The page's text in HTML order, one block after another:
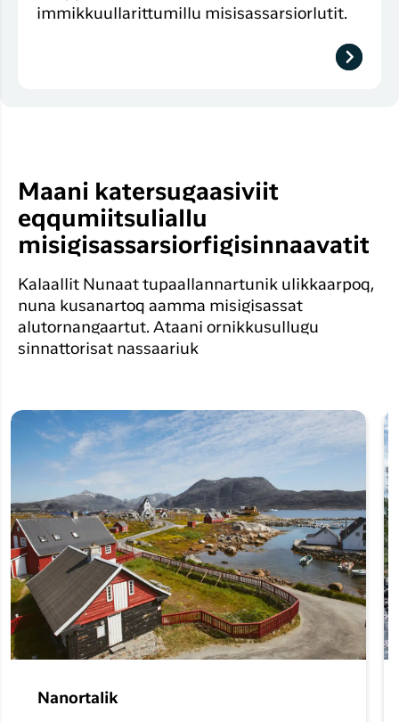
immikkuullarittumillu misisassarsiorlutit.
Maani katersugaasiviit
eqqumiitsuliallu
misigisassarsiorfigisinnaavatit
Kalaallit Nunaat tupaallannartunik ulikkaarpoq,
nuna kusanartoq aamma misigisassat
alutornangaartut. Ataani ornikkusullugu
sinnattorisat nassaariuk
Nanortalik